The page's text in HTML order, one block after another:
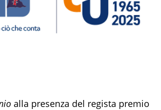
alla presenza del regista premio